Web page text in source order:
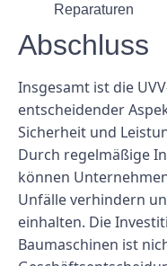
Reparaturen
Abschluss
Insgesamt ist die
entscheidender
Sicherheit und
Durch regelmäßige
können
Unfälle verhindern
einhalten. Die
Baumaschinen ist